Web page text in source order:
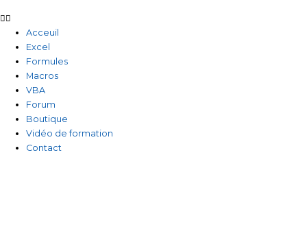
Acceuil
Excel
Formules
Macros
VBA
Forum
Boutique
Vidéo de formation
Contact